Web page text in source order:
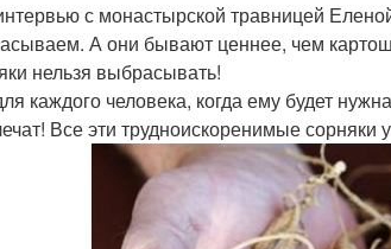
с монастырской травницей
А они бывают ценнее, чем
нельзя выбрасывать!
каждого человека, когда ему будет
Все эти трудноискоренимые